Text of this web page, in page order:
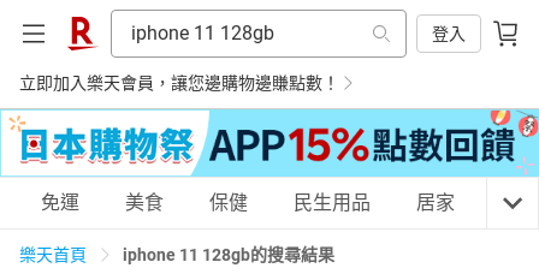
登入
立即加入樂天會員，讓您邊購物邊賺點數！
購物網分類
免運 美食 保健 民生用品 居家 3C
樂天首頁 iphone 11 128gb的搜尋結果